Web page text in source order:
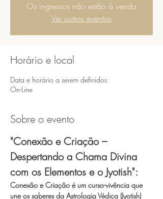
Os ingressos não estão à venda
Ver outros eventos
Horário e local
Data e horário a serem definidos
On-Line
Sobre o evento
"Conexão e Criação –
Despertando a Chama Divina
com os Elementos e o Jyotish":
Conexão e Criação é um curso-vivência que
une os saberes da Astrologia Védica (Jyotish)